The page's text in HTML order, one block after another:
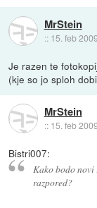
MrStein
:: 15. feb
Je razen te
(kje so jo sploh
MrStein
:: 15. feb
Bistri007:
Kako bodo
razpored?